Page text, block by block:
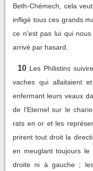
Beth-Chémech, cela
infligé tous ces grands
ce n'est pas lui qui
arrivé par hasard.
10 Les Philistins
vaches qui allaitaient
enfermant leurs veaux
de l'Eternel sur le
rats en or et les
prirent tout droit la
en meuglant toujours
droite ni à gauche ;